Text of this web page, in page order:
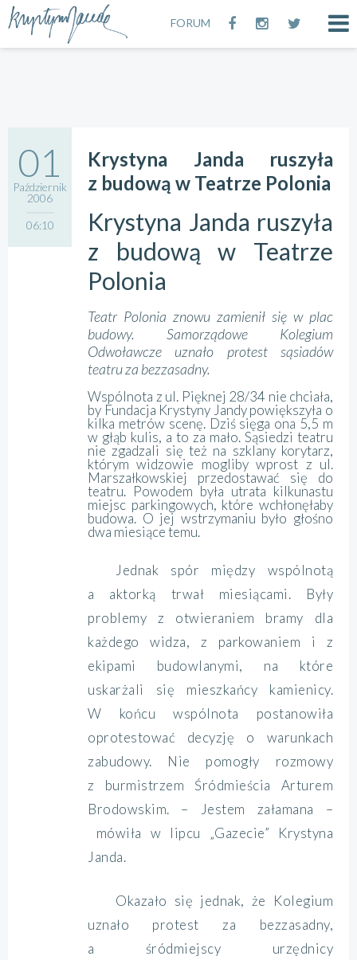
FORUM
01
Październik
2006
06:10
Krystyna Janda ruszyła
z budową w Teatrze Polonia
Krystyna Janda ruszyła
z budową w Teatrze
Polonia
Teatr Polonia znowu zamienił się w plac
budowy. Samorządowe Kolegium
Odwoławcze uznało protest sąsiadów
teatru za bezzasadny.
Wspólnota z ul. Pięknej 28/34 nie chciała,
by Fundacja Krystyny Jandy powiększyła o
kilka metrów scenę. Dziś sięga ona 5,5 m
w głąb kulis, a to za mało. Sąsiedzi teatru
nie zgadzali się też na szklany korytarz,
którym widzowie mogliby wprost z ul.
Marszałkowskiej przedostawać się do
teatru. Powodem była utrata kilkunastu
miejsc parkingowych, które wchłonęłaby
budowa. O jej wstrzymaniu było głośno
dwa miesiące temu.
Jednak spór między wspólnotą
a aktorką trwał miesiącami. Były
problemy z otwieraniem bramy dla
każdego widza, z parkowaniem i z
ekipami budowlanymi, na które
uskarżali się mieszkańcy kamienicy.
W końcu wspólnota postanowiła
oprotestować decyzję o warunkach
zabudowy. Nie pomogły rozmowy
z burmistrzem Śródmieścia Arturem
Brodowskim. – Jestem załamana –
mówiła w lipcu „Gazecie” Krystyna
Janda.
Okazało się jednak, że Kolegium
uznało protest za bezzasadny,
a śródmiejscy urzędnicy